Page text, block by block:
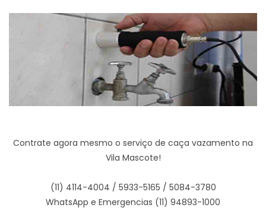
Contrate agora mesmo o serviço de caça vazamento na
Vila Mascote!
(11) 4114-4004 / 5933-5165 / 5084-3780
WhatsApp e Emergencias (11) 94893-1000